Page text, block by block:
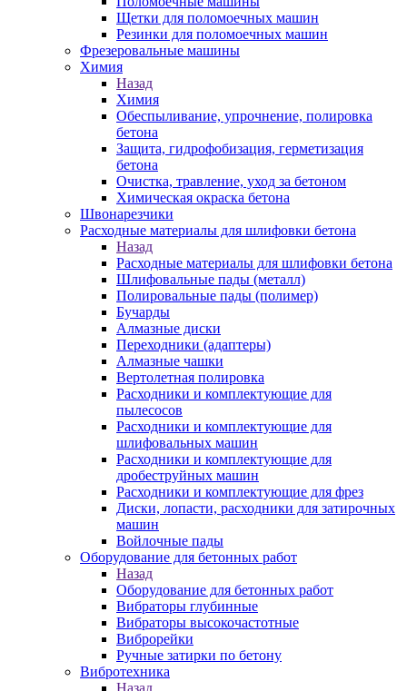
Щетки для поломоечных машин
Резинки для поломоечных машин
Фрезеровальные машины
Химия
Назад
Химия
Обеспыливание, упрочнение, полировка
бетона
Защита, гидрофобизация, герметизация
бетона
Очистка, травление, уход за бетоном
Химическая окраска бетона
Швонарезчики
Расходные материалы для шлифовки бетона
Назад
Расходные материалы для шлифовки бетона
Шлифовальные пады (металл)
Полировальные пады (полимер)
Бучарды
Алмазные диски
Переходники (адаптеры)
Алмазные чашки
Вертолетная полировка
Расходники и комплектующие для
пылесосов
Расходники и комплектующие для
шлифовальных машин
Расходники и комплектующие для
дробеструйных машин
Расходники и комплектующие для фрез
Диски, лопасти, расходники для затирочных
машин
Войлочные пады
Оборудование для бетонных работ
Назад
Оборудование для бетонных работ
Вибраторы глубинные
Вибраторы высокочастотные
Виброрейки
Ручные затирки по бетону
Вибротехника
Назад